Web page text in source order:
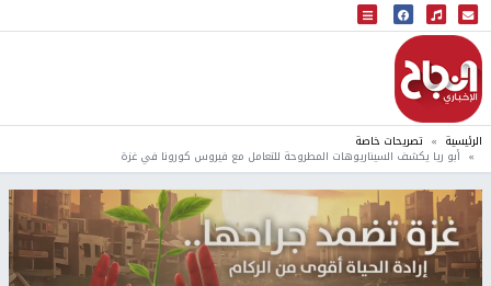
البث المباشر
إذاعة النجاح
الرئيسية تصريحات خاصة
أبو ريا يكشف السيناريوهات المطروحة للتعامل مع فيروس كورونا في غزة